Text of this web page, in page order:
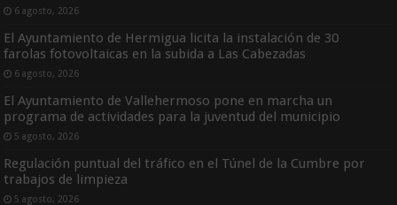
6 agosto, 2026
El Ayuntamiento de Hermigua licita la instalación de 30
farolas fotovoltaicas en la subida a Las Cabezadas
6 agosto, 2026
El Ayuntamiento de Vallehermoso pone en marcha un
programa de actividades para la juventud del municipio
5 agosto, 2026
Regulación puntual del tráfico en el Túnel de la Cumbre por
trabajos de limpieza
5 agosto, 2026